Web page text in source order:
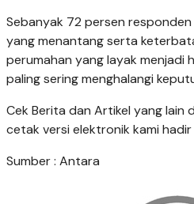
Sebanyak 72 persen
yang menantang serta
perumahan yang layak menjadi
paling sering menghalangi
Cek Berita dan Artikel yang lain
cetak versi elektronik kami hadir
Sumber : Antara